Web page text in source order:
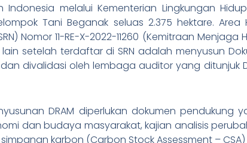
Indonesia melalui Kementerian Lingkungan
Tani Beganak seluas 2.375 hektare.
Nomor 11-RE-X-2022-11260 (Kemitraan
setelah terdaftar di SRN adalah menyusun
divalidasi oleh lembaga auditor yang ditunjuk
DRAM diperlukan dokumen pendukung
dan budaya masyarakat, kajian analisis
karbon (Carbon Stock Assessment – CSA)